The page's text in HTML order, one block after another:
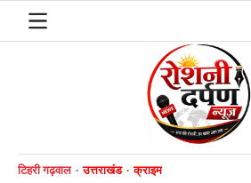
टिहरी गढ़वाल उत्तराखंड क्राइम